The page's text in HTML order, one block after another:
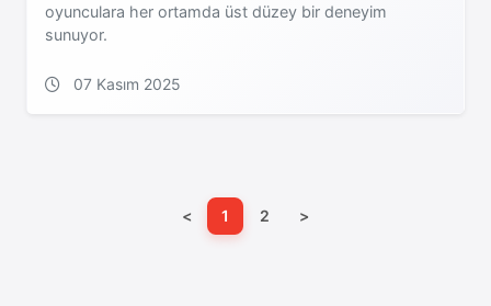
oyunculara her ortamda üst düzey bir deneyim
sunuyor.
07 Kasım 2025
< 1 2 >